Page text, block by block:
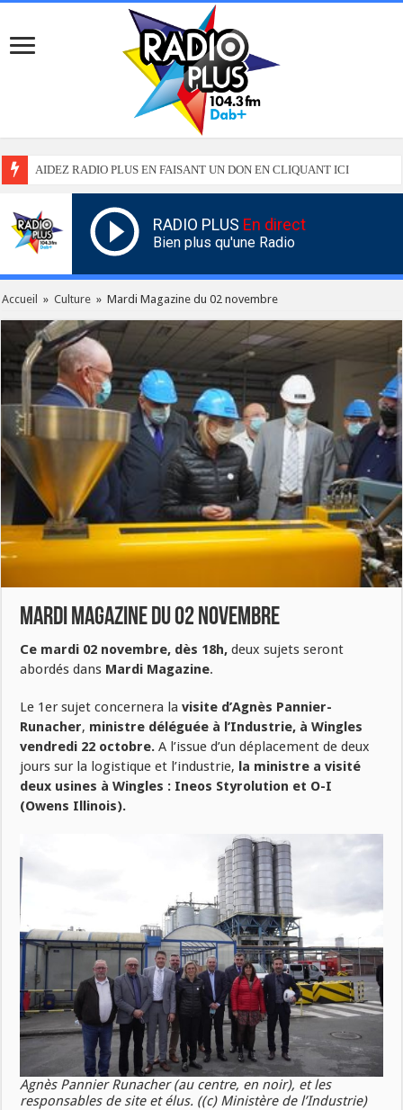
AIDEZ RADIO PLUS EN FAISANT UN DON EN CLIQUANT ICI
RADIO PLUS En direct
Bien plus qu'une Radio
Accueil » Culture » Mardi Magazine du 02 novembre
Mardi Magazine du 02 novembre
Ce mardi 02 novembre, dès 18h, deux sujets seront
abordés dans Mardi Magazine.
Le 1er sujet concernera lavisite d’Agnès Pannier-
Runacher, ministre déléguée à l’Industrie, à Wingles
vendredi 22 octobre. A l’issue d’un déplacement de deux
jours sur la logistique et l’industrie, la ministre a visité
deux usines à Wingles : Ineos Styrolution et O-I
(Owens Illinois).
Agnès Pannier Runacher (au centre, en noir), et les
responsables de site et élus. ((c) Ministère de l’Industrie)